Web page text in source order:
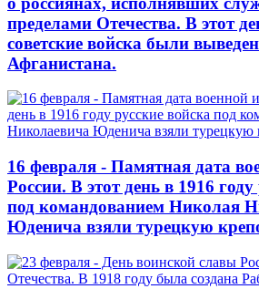
пределами Отечества. В этот
советские войска были
Афганистана.
16 февраля - Памятная дата
России. В этот день в 1916 году
под командованием Николая
Юденича взяли турецкую